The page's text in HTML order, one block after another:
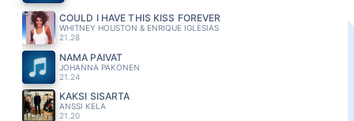
COULD I HAVE THIS KISS FOREVER
WHITNEY HOUSTON & ENRIQUE IGLESIAS
21.28
NÄMÄ PÄIVÄT
JOHANNA PAKONEN
21.24
KAKSI SISARTA
ANSSI KELA
21.20